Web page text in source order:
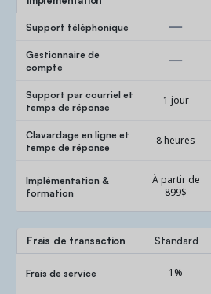
Support téléphonique
Gestionnaire de
compte
Support par courriel et
temps de réponse
1 jour
Clavardage en ligne et
temps de réponse
8 heures
Implémentation &
formation
À partir de
899$
Frais de transaction Standard
Frais de service 1%